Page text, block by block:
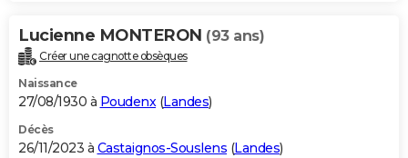
Lucienne MONTERON (93 ans)
Créer une cagnotte obsèques
Naissance
27/08/1930 à Poudenx(Landes)
Décès
26/11/2023 à Castaignos-Souslens (Landes)